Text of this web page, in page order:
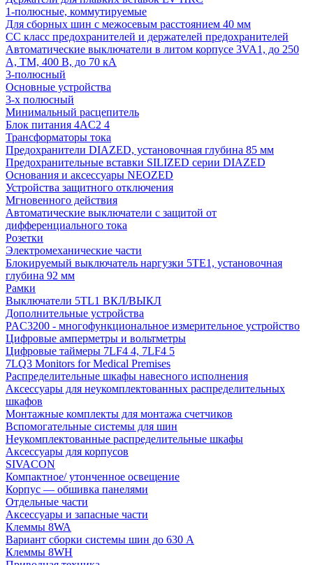
1-полюсные, коммутируемые
Для сборных шин с межосевым расстоянием 40 мм
СС класс предохранителей и держателей предохранителей
Автоматические выключатели в литом корпусе 3VA1, до 250
А, TM, 400 В, до 70 кА
3-полюсный
Основные устройства
3-х полюсный
Минимальный расцепитель
Блок питания 4AC2 4
Трансформаторы тока
Предохранители DIAZED, установочная глубина 85 мм
Предохранительные вставки SILIZED серии DIAZED
Основания и аксессуары NEOZED
Устройства защитного отключения
Мгновенного действия
Автоматические выключатели с защитой от
дифференциального тока
Розетки
Электромеханические части
Блокируемый выключатель наргузки 5TE1, установочная
глубина 92 мм
Рамки
Выключатели 5TL1 ВКЛ/ВЫКЛ
Дополнительные устройства
PAC3200 - многофункциональное измерительное устройство
Цифровые амперметры и вольтметры
Цифровые таймеры 7LF4 4, 7LF4 5
7LQ3 Monitors for Medical Premises
Распределительные шкафы навесного исполнения
Аксессуары для неукомплектованных распределительных
шкафов
Монтажные комплекты для монтажа счетчиков
Вспомогательные системы для шин
Неукомплектованные распределительные шкафы
Аксессуары для корпусов
SIVACON
Компактное/ утонченное освещение
Корпус — обшивка панелями
Отдельные части
Аксессуары и запасные части
Клеммы 8WA
Вариант сборки системы шин до 630 A
Клеммы 8WH